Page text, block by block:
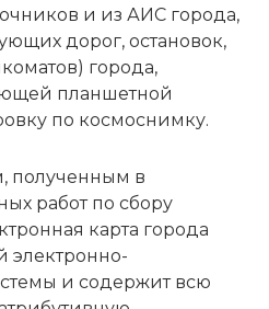
и из АИС города,
дорог, остановок,
города,
планшетной
по космоснимку.
полученным в
работ по сбору
карта города
электронно-
и содержит всю